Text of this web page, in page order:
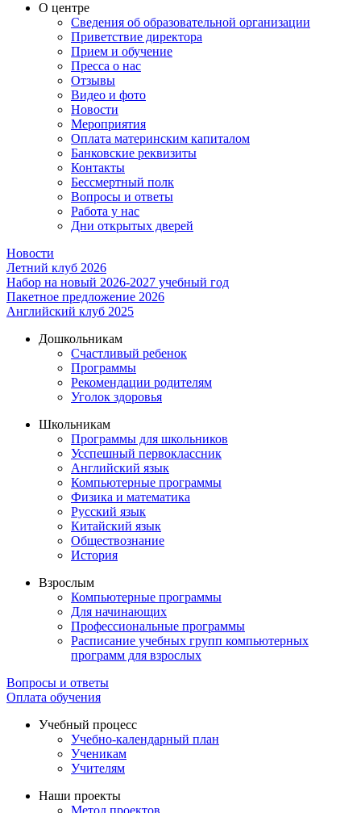
О центре
Сведения об образовательной организации
Приветствие директора
Прием и обучение
Пресса о нас
Отзывы
Видео и фото
Новости
Мероприятия
Оплата материнским капиталом
Банковские реквизиты
Контакты
Бессмертный полк
Вопросы и ответы
Работа у нас
Дни открытых дверей
Новости
Летний клуб 2026
Набор на новый 2026-2027 учебный год
Пакетное предложение 2026
Английский клуб 2025
Дошкольникам
Счастливый ребенок
Программы
Рекомендации родителям
Уголок здоровья
Школьникам
Программы для школьников
Усспешный первоклассник
Английский язык
Компьютерные программы
Физика и математика
Русский язык
Китайский язык
Обществознание
История
Взрослым
Компьютерные программы
Для начинающих
Профессиональные программы
Расписание учебных групп компьютерных
программ для взрослых
Вопросы и ответы
Оплата обучения
Учебный процесс
Учебно-календарный план
Ученикам
Учителям
Наши проекты